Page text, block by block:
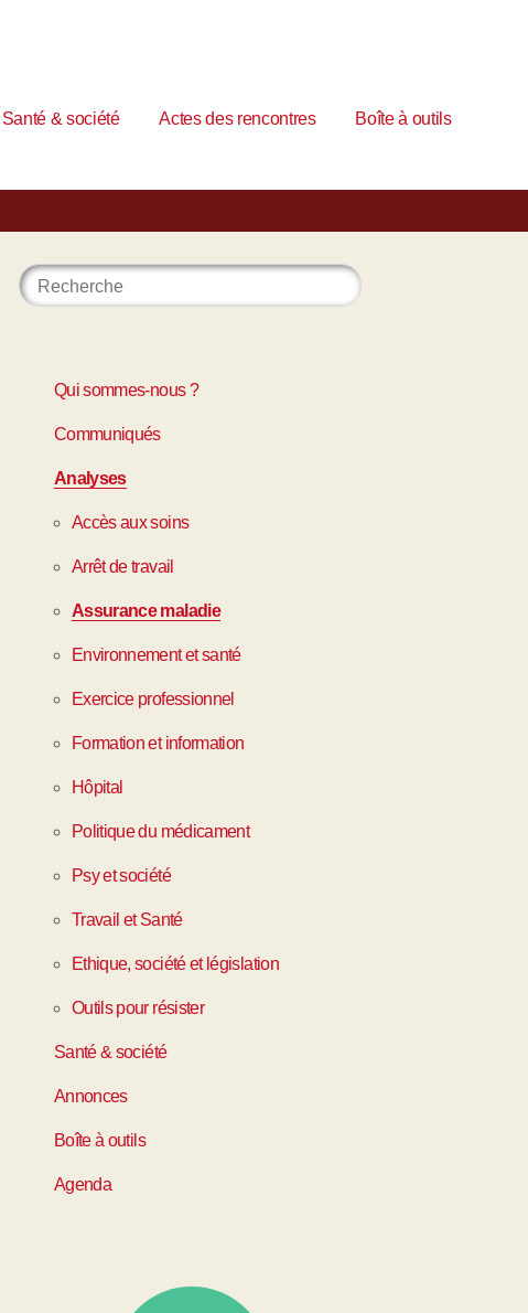
Santé & société Actes des rencontres
Boîte à outils
Qui sommes-nous ?
Communiqués
Analyses
Accès aux soins
Arrêt de travail
Assurance maladie
Environnement et santé
Exercice professionnel
Formation et information
Hôpital
Politique du médicament
Psy et société
Travail et Santé
Ethique, société et législation
Outils pour résister
Santé & société
Annonces
Boîte à outils
Agenda